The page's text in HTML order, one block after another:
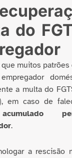
do
muitos
a multa do
em caso de
.
a rescisão